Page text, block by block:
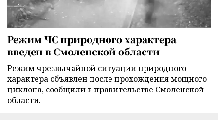
Режим ЧС природного характера
введен в Смоленской области
Режим чрезвычайной ситуации природного
характера объявлен после прохождения мощного
циклона, сообщили в правительстве Смоленской
области.